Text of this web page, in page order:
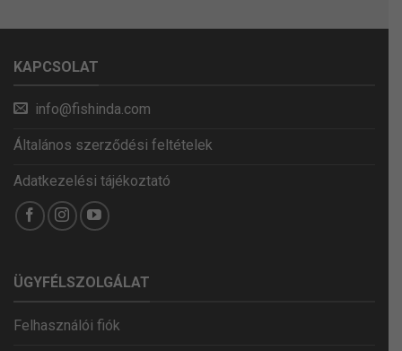
KAPCSOLAT
info@fishinda.com
Általános szerződési feltételek
Adatkezelési tájékoztató
ÜGYFÉLSZOLGÁLAT
Felhasználói fiók